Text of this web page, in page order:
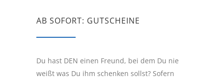
AB SOFORT: GUTSCHEINE
Du hast DEN einen Freund, bei dem Du nie
weißt was Du ihm schenken sollst? Sofern